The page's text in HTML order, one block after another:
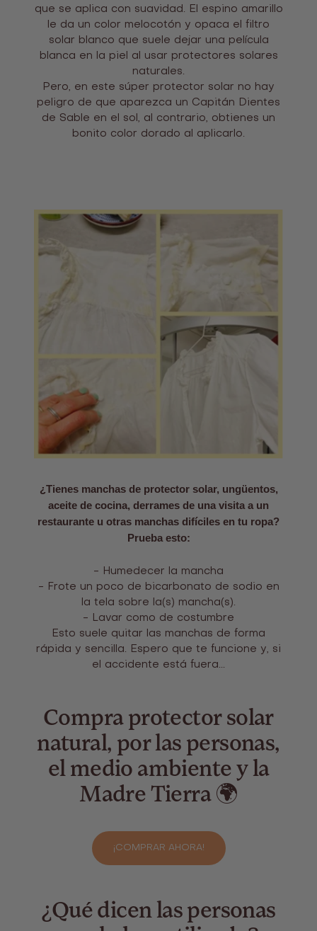
que se aplica con suavidad. El espino amarillo
le da un color melocotón y opaca el filtro
solar blanco que suele dejar una película
blanca en la piel al usar protectores solares
naturales.
Pero, en este súper protector solar no hay
peligro de que aparezca un Capitán Dientes
de Sable en el sol, al contrario, obtienes un
bonito color dorado al aplicarlo.
¿Tienes manchas de protector solar, ungüentos,
aceite de cocina, derrames de una visita a un
restaurante u otras manchas difíciles en tu ropa?
Prueba esto:
- Humedecer la mancha
- Frote un poco de bicarbonato de sodio en
la tela sobre la(s) mancha(s).
- Lavar como de costumbre
Esto suele quitar las manchas de forma
rápida y sencilla. Espero que te funcione y, si
el accidente está fuera...
Compra protector solar
natural, por las personas,
el medio ambiente y la
Madre Tierra 🌍
¡COMPRAR AHORA!
¿Qué dicen las personas